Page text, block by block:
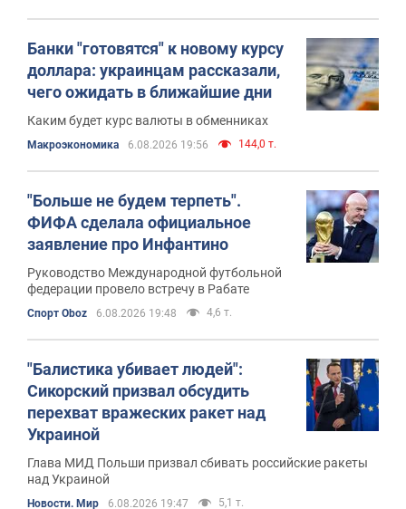
Банки "готовятся" к новому курсу
доллара: украинцам рассказали,
чего ожидать в ближайшие дни
Каким будет курс валюты в обменниках
Mакроэкономика 6.08.2026 19:56 144,0 т.
"Больше не будем терпеть".
ФИФА сделала официальное
заявление про Инфантино
Руководство Международной футбольной
федерации провело встречу в Рабате
Спорт Oboz 6.08.2026 19:48 4,6 т.
"Балистика убивает людей":
Сикорский призвал обсудить
перехват вражеских ракет над
Украиной
Глава МИД Польши призвал сбивать российские ракеты
над Украиной
Новости. Мир 6.08.2026 19:47 5,1 т.